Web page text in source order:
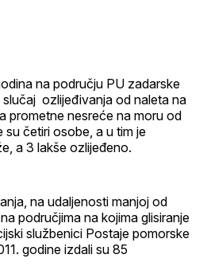
na području PU zadarske
slučaj ozlijeđivanja od naleta na
prometne nesreće na moru od
četiri osobe, a u tim je
a 3 lakše ozlijeđeno.
na udaljenosti manjoj od
područjima na kojima glisiranje
službenici Postaje pomorske
godine izdali su 85